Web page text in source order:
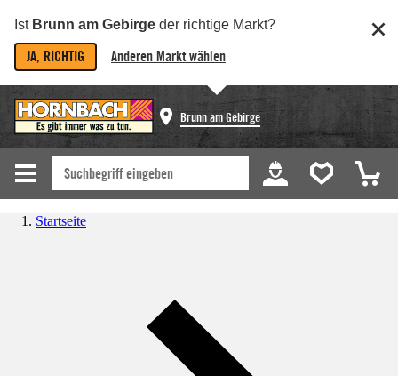
Ist Brunn am Gebirge der richtige Markt?
JA, RICHTIG Anderen Markt wählen
Brunn am Gebirge
Startseite